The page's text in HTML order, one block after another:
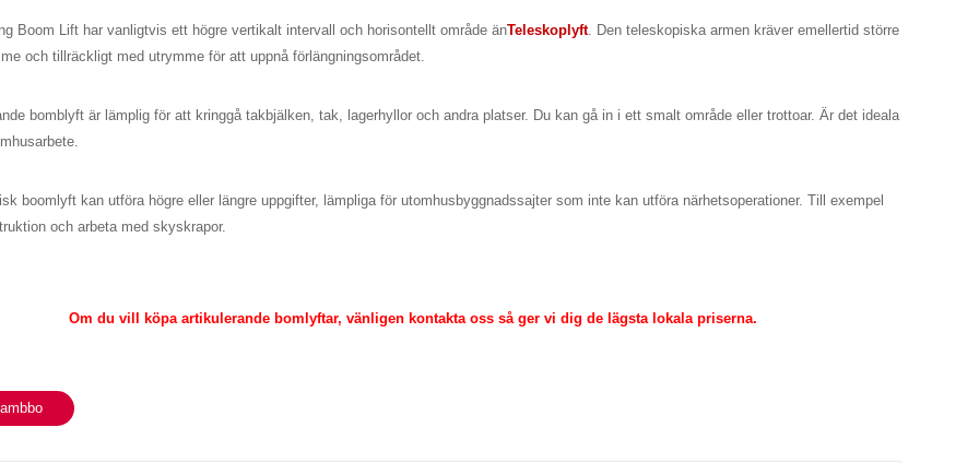
Boom Lift har vanligtvis ett högre vertikalt intervall och horisontellt område änTeleskoplyft. Den teleskopiska armen kräver emellertid större
och tillräckligt med utrymme för att uppnå förlängningsområdet.
bomblyft är lämplig för att kringgå takbjälken, tak, lagerhyllor och andra platser. Du kan gå in i ett smalt område eller trottoar. Är det ideala
boomlyft kan utföra högre eller längre uppgifter, lämpliga för utomhusbyggnadssajter som inte kan utföra närhetsoperationer. Till exempel
och arbeta med skyskrapor.
Om du vill köpa artikulerande bomlyftar, vänligen kontakta oss så ger vi dig de lägsta lokala priserna.